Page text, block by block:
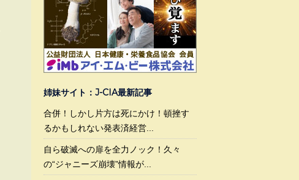
姉妹サイト：J-CIA最新記事
合併！しかし片方は死にかけ！頓挫す
るかもしれない発表済経営...
自ら破滅への扉を全力ノック！久々
の“ジャニーズ崩壊”情報が...